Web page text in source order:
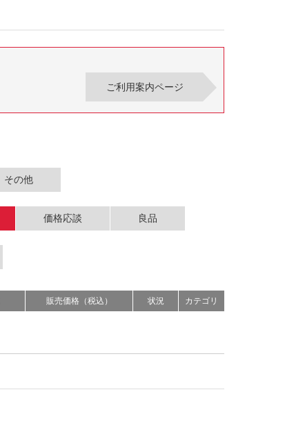
ご利用案内ページ
その他
価格応談 良品
販売価格（税込） 状況 カテゴリ